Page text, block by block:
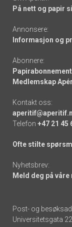
På nett og papir
Annonsere:
Informasjon og
Abonnere:
Medlemskap
Kontakt oss:
Telefon +47 21 45
Ofte stilte
Nyhetsbrev:
Meld deg på
Post- og
Universitetsgata 22